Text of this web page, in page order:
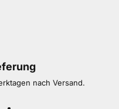
nach Versand.